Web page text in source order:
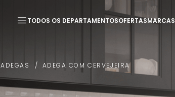
TODOS OS DEPARTAMENTOSOFERTASMARCAS
ADEGAS ADEGA COM CERVEJEIRA